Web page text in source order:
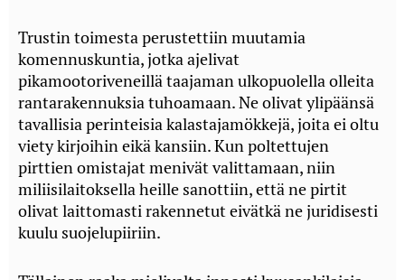
Trustin toimesta perustettiin muutamia
komennuskuntia, jotka ajelivat
pikamootoriveneillä taajaman ulkopuolella olleita
rantarakennuksia tuhoamaan. Ne olivat ylipäänsä
tavallisia perinteisia kalastajamökkejä, joita ei oltu
viety kirjoihin eikä kansiin. Kun poltettujen
pirttien omistajat menivät valittamaan, niin
miliisilaitoksella heille sanottiin, että ne pirtit
olivat laittomasti rakennetut eivätkä ne juridisesti
kuulu suojelupiiriin.